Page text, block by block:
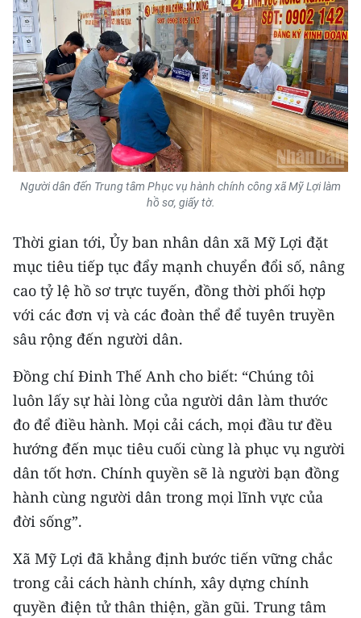
Người dân đến Trung tâm Phục vụ hành chính công xã Mỹ Lợi làm
hồ sơ, giấy tờ.
Thời gian tới, Ủy ban nhân dân xã Mỹ Lợi đặt
mục tiêu tiếp tục đẩy mạnh chuyển đổi số, nâng
cao tỷ lệ hồ sơ trực tuyến, đồng thời phối hợp
với các đơn vị và các đoàn thể để tuyên truyền
sâu rộng đến người dân.
Đồng chí Đinh Thế Anh cho biết: “Chúng tôi
luôn lấy sự hài lòng của người dân làm thước
đo để điều hành. Mọi cải cách, mọi đầu tư đều
hướng đến mục tiêu cuối cùng là phục vụ người
dân tốt hơn. Chính quyền sẽ là người bạn đồng
hành cùng người dân trong mọi lĩnh vực của
đời sống”.
Xã Mỹ Lợi đã khẳng định bước tiến vững chắc
trong cải cách hành chính, xây dựng chính
quyền điện tử thân thiện, gần gũi. Trung tâm